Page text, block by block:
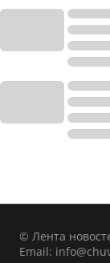
© Лента
Email: